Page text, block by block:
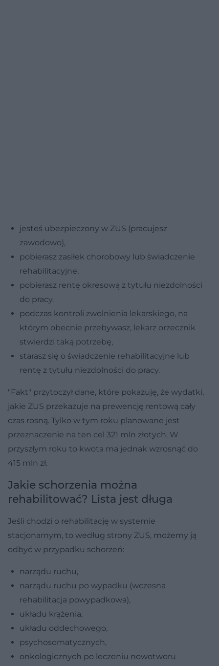
jesteś ubezpieczony w ZUS (pracujesz
zawodowo),
pobierasz zasiłek chorobowy lub świadczenie
rehabilitacyjne,
pobierasz rentę okresową z tytułu niezdolności
do pracy.
podczas kontroli zwolnienia lekarskiego, na
którym obecnie przebywasz, lekarz orzecznik
stwierdzi taką potrzebę,
starasz się o świadczenie rehabilitacyjne lub
rentę z tytułu niezdolności do pracy.
"Fakt" przytoczył dane, które pokazuję, że wydatki,
jakie ZUS przekazuje na prewencję rentową cały
czas rosną. Tylko w tym roku planowane jest
przeznaczenie na ten cel 321 mln złotych. W
przyszłym roku to kwota ma jednak wzrosnąć do
415 mln zł.
Jakie schorzenia można
rehabilitować? Lista jest długa
Jeśli chodzi o rehabilitację w systemie
stacjonarnym, to według strony ZUS, możemy ją
odbyć w przypadku schorzeń:
narządu ruchu,
narządu ruchu po wypadku (wczesna
rehabilitacja powypadkowa),
układu krążenia,
układu oddechowego,
psychosomatycznych,
onkologicznych po leczeniu nowotworu